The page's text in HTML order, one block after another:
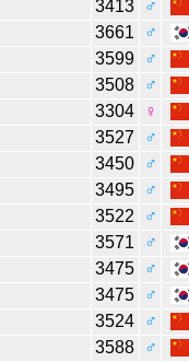
3413
♂
3661
♂
3599
♂
3508
♂
3304
♀
3527
♂
3450
♂
3495
♂
3522
♂
3571
♂
3475
♂
3475
♂
3524
♂
3588
♂